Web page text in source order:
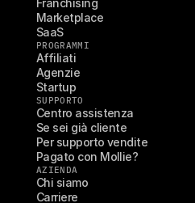
Franchising
Marketplace
SaaS
PROGRAMMI
Affiliati
Agenzie
Startup
SUPPORTO
Centro assistenza
Se sei già cliente
Per supporto vendite
Pagato con Mollie?
AZIENDA
Chi siamo
Carriere